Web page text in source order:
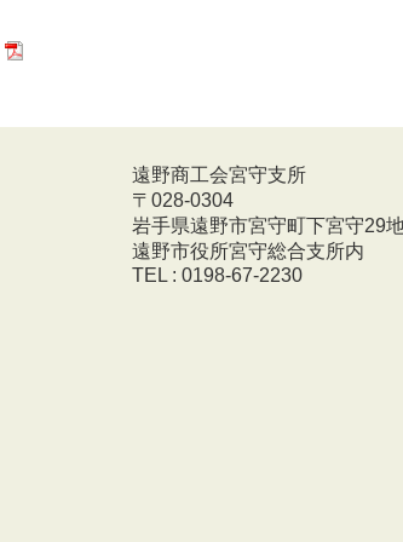
遠野商工会宮守支所
〒028-0304
岩手県遠野市宮守町下宮守29
遠野市役所宮守総合支所内
TEL : 0198-67-2230